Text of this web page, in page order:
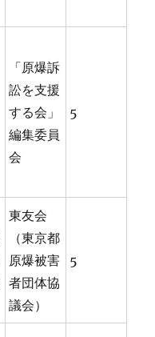
「原爆訴
訟を支援
する会」
編集委員
会
5
東友会
（東京都
原爆被害
者団体協
議会）
5